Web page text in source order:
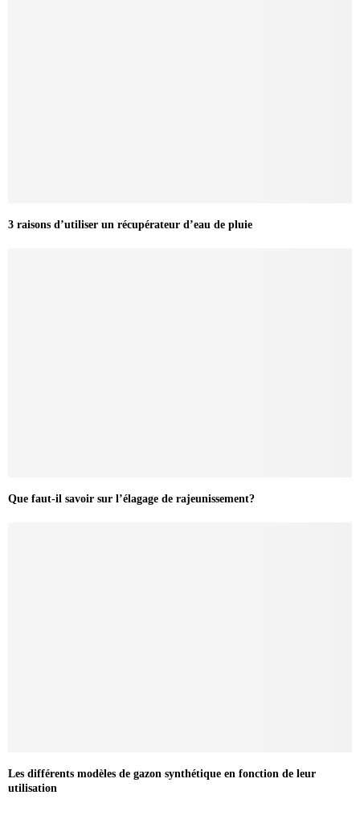
3 raisons d’utiliser un récupérateur d’eau de pluie
Que faut-il savoir sur l’élagage de rajeunissement?
Les différents modèles de gazon synthétique en fonction de leur
utilisation